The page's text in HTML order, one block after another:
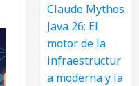
Claude Mythos
Java 26: El
motor de la
infraestructur
a moderna y la